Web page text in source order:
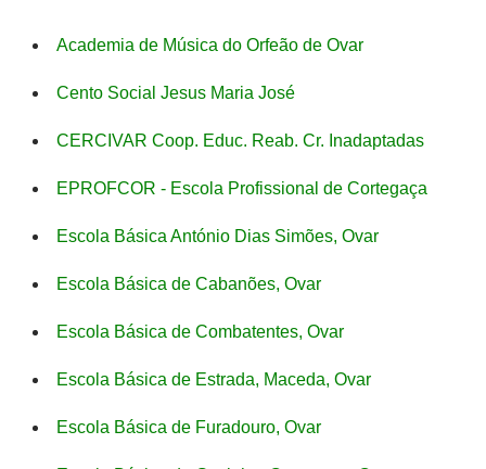
Academia de Música do Orfeão de Ovar
Cento Social Jesus Maria José
CERCIVAR Coop. Educ. Reab. Cr. Inadaptadas
EPROFCOR - Escola Profissional de Cortegaça
Escola Básica António Dias Simões, Ovar
Escola Básica de Cabanões, Ovar
Escola Básica de Combatentes, Ovar
Escola Básica de Estrada, Maceda, Ovar
Escola Básica de Furadouro, Ovar